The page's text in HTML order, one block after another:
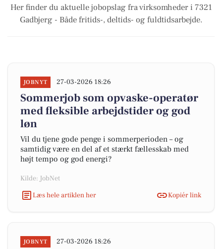
Her finder du aktuelle jobopslag fra virksomheder i 7321
Gadbjerg - Både fritids-, deltids- og fuldtidsarbejde.
JOBNYT 27-03-2026 18:26
Sommerjob som opvaske-operatør
med fleksible arbejdstider og god
løn
Vil du tjene gode penge i sommerperioden – og
samtidig være en del af et stærkt fællesskab med
højt tempo og god energi?
Kilde: JobNet
Læs hele artiklen her
Kopiér link
JOBNYT 27-03-2026 18:26